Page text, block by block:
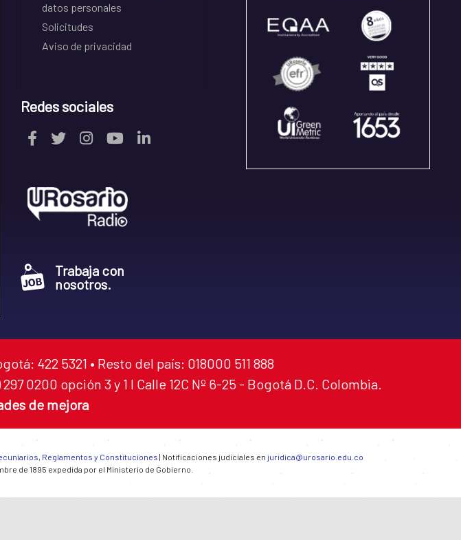
datos personales
Solicitudes
Aviso de privacidad
Redes sociales
Trabaja con
nosotros.
422 5321 • Resto del país: 018000 511 888
0200 opción 3 y 1 I Calle 12C Nº 6-25 - Bogotá D.C. Colombia.
de mejora
Reglamentos y Constituciones | Notificaciones judiciales en juridica@urosario.edu.co
de 1895 expedida por el Ministerio de Gobierno.